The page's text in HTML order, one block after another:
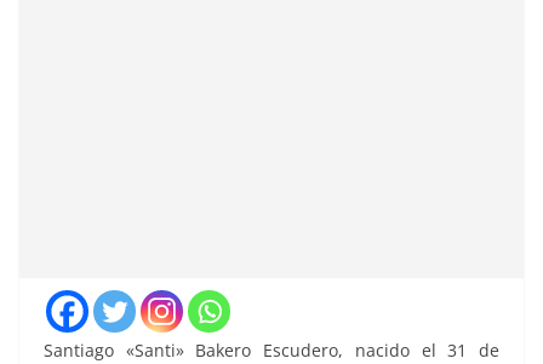
Santiago «Santi» Bakero Escudero, nacido el 31 de